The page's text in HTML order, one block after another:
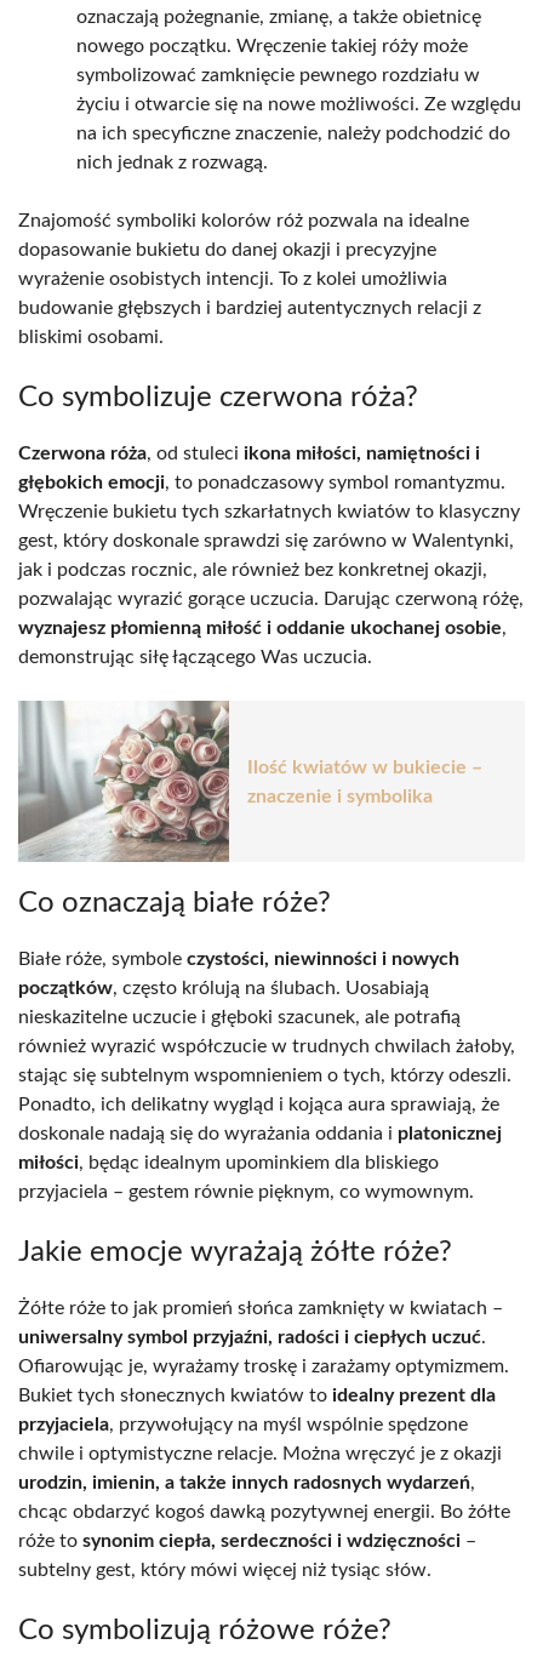
oznaczają pożegnanie, zmianę, a także obietnicę
nowego początku. Wręczenie takiej róży może
symbolizować zamknięcie pewnego rozdziału w
życiu i otwarcie się na nowe możliwości. Ze względu
na ich specyficzne znaczenie, należy podchodzić do
nich jednak z rozwagą.
Znajomość symboliki kolorów róż pozwala na idealne
dopasowanie bukietu do danej okazji i precyzyjne
wyrażenie osobistych intencji. To z kolei umożliwia
budowanie głębszych i bardziej autentycznych relacji z
bliskimi osobami.
Co symbolizuje czerwona róża?
Czerwona róża, od stuleci ikona miłości, namiętności i
głębokich emocji, to ponadczasowy symbol romantyzmu.
Wręczenie bukietu tych szkarłatnych kwiatów to klasyczny
gest, który doskonale sprawdzi się zarówno w Walentynki,
jak i podczas rocznic, ale również bez konkretnej okazji,
pozwalając wyrazić gorące uczucia. Darując czerwoną różę,
wyznajesz płomienną miłość i oddanie ukochanej osobie,
demonstrując siłę łączącego Was uczucia.
Ilość kwiatów w bukiecie –
znaczenie i symbolika
Co oznaczają białe róże?
Białe róże, symbole czystości, niewinności i nowych
początków, często królują na ślubach. Uosabiają
nieskazitelne uczucie i głęboki szacunek, ale potrafią
również wyrazić współczucie w trudnych chwilach żałoby,
stając się subtelnym wspomnieniem o tych, którzy odeszli.
Ponadto, ich delikatny wygląd i kojąca aura sprawiają, że
doskonale nadają się do wyrażania oddania i platonicznej
miłości, będąc idealnym upominkiem dla bliskiego
przyjaciela – gestem równie pięknym, co wymownym.
Jakie emocje wyrażają żółte róże?
Żółte róże to jak promień słońca zamknięty w kwiatach –
uniwersalny symbol przyjaźni, radości i ciepłych uczuć.
Ofiarowując je, wyrażamy troskę i zarażamy optymizmem.
Bukiet tych słonecznych kwiatów to idealny prezent dla
przyjaciela, przywołujący na myśl wspólnie spędzone
chwile i optymistyczne relacje. Można wręczyć je z okazji
urodzin, imienin, a także innych radosnych wydarzeń,
chcąc obdarzyć kogoś dawką pozytywnej energii. Bo żółte
róże to synonim ciepła, serdeczności i wdzięczności –
subtelny gest, który mówi więcej niż tysiąc słów.
Co symbolizują różowe róże?